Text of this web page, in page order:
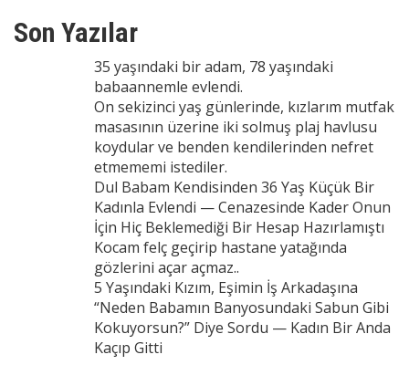
Son Yazılar
35 yaşındaki bir adam, 78 yaşındaki
babaannemle evlendi.
On sekizinci yaş günlerinde, kızlarım mutfak
masasının üzerine iki solmuş plaj havlusu
koydular ve benden kendilerinden nefret
etmememi istediler.
Dul Babam Kendisinden 36 Yaş Küçük Bir
Kadınla Evlendi — Cenazesinde Kader Onun
İçin Hiç Beklemediği Bir Hesap Hazırlamıştı
Kocam felç geçirip hastane yatağında
gözlerini açar açmaz..
5 Yaşındaki Kızım, Eşimin İş Arkadaşına
“Neden Babamın Banyosundaki Sabun Gibi
Kokuyorsun?” Diye Sordu — Kadın Bir Anda
Kaçıp Gitti